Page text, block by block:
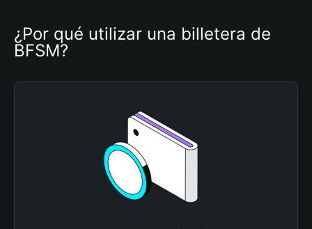
¿Por qué utilizar una billetera de
BFSM?